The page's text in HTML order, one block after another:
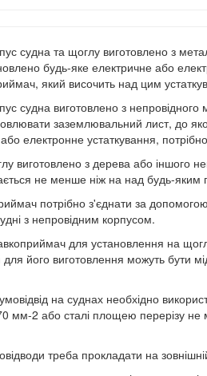
судна та щоглу виготовлено з
будь-яке електричне або
який височить над цим
судна виготовлено з
заземлювальний лист, до
електронне устаткування,
виготовлено з дерева або іншого
не менше ніж на над будь-
потрібно з'єднати за
з непровідним корпусом.
для установлення на
його виготовлення можуть бути
на суднах необхідно
мм-2 або сталі площею перерізу не
треба прокладати на